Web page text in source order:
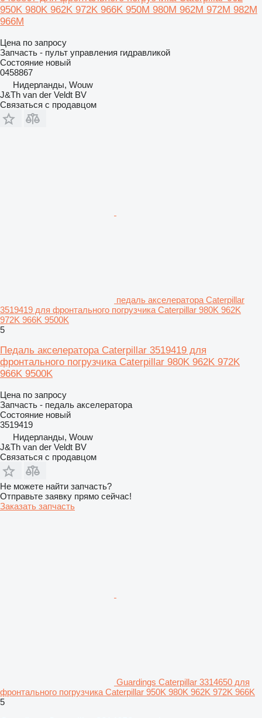
950K 980K 962K 972K 966K 950M 980M 962M 972M 982M
966M
Цена по запросу
Запчасть - пульт управления гидравликой
Состояние новый
0458867
Нидерланды, Wouw
J&Th van der Veldt BV
Связаться с продавцом
педаль акселератора Caterpillar
3519419 для фронтального погрузчика Caterpillar 980K 962K
972K 966K 9500K
5
Педаль акселератора Caterpillar 3519419 для
фронтального погрузчика Caterpillar 980K 962K 972K
966K 9500K
Цена по запросу
Запчасть - педаль акселератора
Состояние новый
3519419
Нидерланды, Wouw
J&Th van der Veldt BV
Связаться с продавцом
Не можете найти запчасть?
Отправьте заявку прямо сейчас!
Заказать запчасть
Guardings Caterpillar 3314650 для
фронтального погрузчика Caterpillar 950K 980K 962K 972K 966K
5